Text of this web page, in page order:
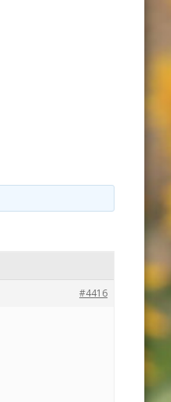
#4416